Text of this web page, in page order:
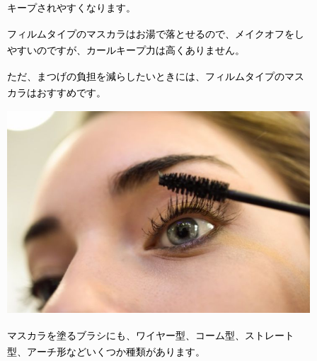
キープされやすくなります。
フィルムタイプのマスカラはお湯で落とせるので、メイクオフをし
やすいのですが、カールキープ力は高くありません。
ただ、まつげの負担を減らしたいときには、フィルムタイプのマス
カラはおすすめです。
マスカラを塗るブラシにも、ワイヤー型、コーム型、ストレート
型、アーチ形などいくつか種類があります。